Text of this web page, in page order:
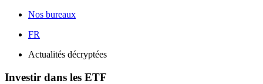
Nos bureaux
FR
Actualités décryptées
Investir dans les ETF